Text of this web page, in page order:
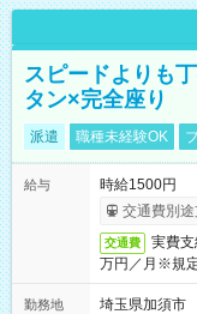
スピードよりも
タン×完全座り
派遣 職種未経験OK
給与
時給1500円
交通費別途
交通費
実費
万円／月※規
勤務地
埼玉県加須市